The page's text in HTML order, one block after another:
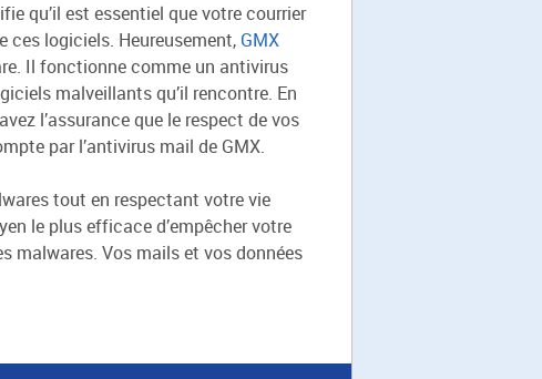
qu’il est essentiel que votre courrier
ces logiciels. Heureusement, GMX
Il fonctionne comme un antivirus
malveillants qu’il rencontre. En
l’assurance que le respect de vos
par l’antivirus mail de GMX.
tout en respectant votre vie
le plus efficace d’empêcher votre
malwares. Vos mails et vos données